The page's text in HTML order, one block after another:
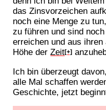
das Zinsvorzeichen
noch eine Menge zu
zu führen und sind
erreichen und aus
Höhe derZeit[+]
Ich bin überzeugt
alle Mal schaffen
Geschichte, jetzt